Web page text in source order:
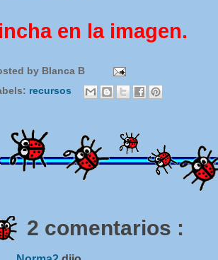
en la imagen.
by Blanca B
recursos
2 comentarios :